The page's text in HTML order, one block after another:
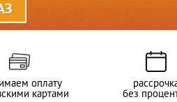
оплату
картами без